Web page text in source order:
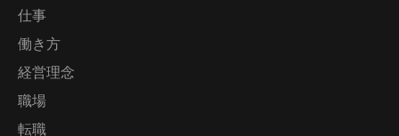
仕事
働き方
経営理念
職場
転職